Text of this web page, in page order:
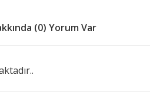
(0) Yorum Var